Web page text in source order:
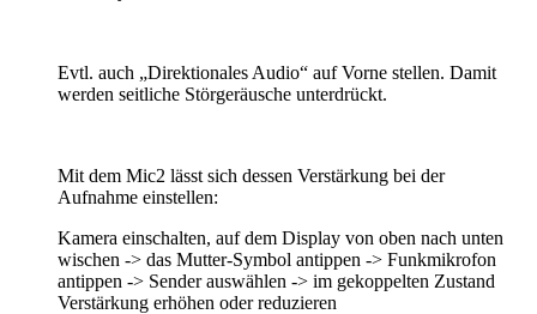
Evtl. auch „Direktionales Audio“ auf Vorne stellen. Damit
werden seitliche Störgeräusche unterdrückt.
Mit dem Mic2 lässt sich dessen Verstärkung bei der
Aufnahme einstellen:
Kamera einschalten, auf dem Display von oben nach unten
wischen -> das Mutter-Symbol antippen -> Funkmikrofon
antippen -> Sender auswählen -> im gekoppelten Zustand
Verstärkung erhöhen oder reduzieren